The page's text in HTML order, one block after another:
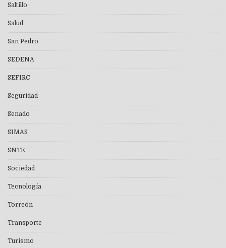
Saltillo
Salud
San Pedro
SEDENA
SEFIRC
Seguridad
Senado
SIMAS
SNTE
Sociedad
Tecnología
Torreón
Transporte
Turismo